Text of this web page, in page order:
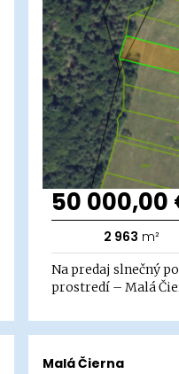
50 000,00
2 963 m²
Na predaj slnečný
prostredí – Malá
Malá Čierna